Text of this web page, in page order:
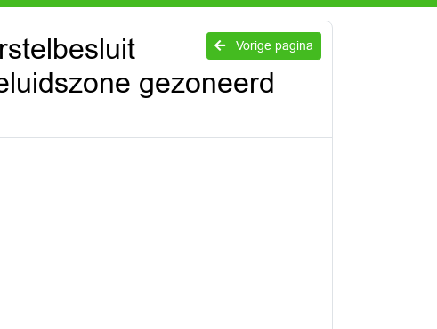
Vorige pagina
gezoneerd